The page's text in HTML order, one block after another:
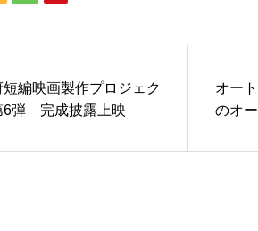
短編映画製作プロジェク
6弾 完成披露上映
オー
のオ